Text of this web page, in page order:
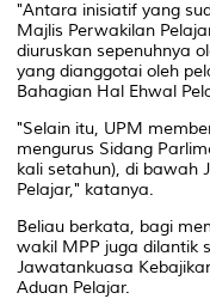
"Antara inisiatif yang
Majlis Perwakilan
diuruskan sepenuhnya
yang dianggotai oleh
Bahagian Hal Ehwal
"Selain itu, UPM
mengurus Sidang
kali setahun), di bawah
Pelajar," katanya.
Beliau berkata, bagi
wakil MPP juga dilantik
Jawatankuasa
Aduan Pelajar.